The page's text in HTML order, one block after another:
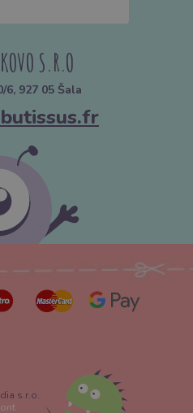
S.R.O
6, 927 05 Šala
s.r.o.